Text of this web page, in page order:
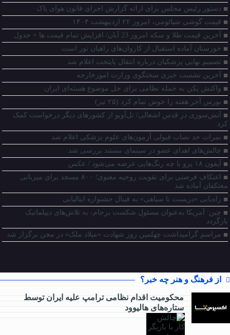
دستور رئیس مجلس برای ارائه گزارش اجرای قانون هوای پاک
قیمت گوشی شیائومی، امروز ۲۲ اردیبهشت ۱۴۰۴
آخرین قیمت طلا و سکه امروز 23 آبان/ افزایش تمام قیمت ها + جدول
خوزستان آماده استقبال از کاروان‌های راهیان نور است
تصمیم نهایی پزشکیان درباره انتقال پایتخت اعلام شد
آخرین نشست خبری سخنگوی وزارت امورخارجه
واکنش پکن به حمله نظامی برای حل موضوع هسته‌ای ایران
بورس آخر هفته را خوش تمام کرد (۲۵ تیر)
آتش‌سوزی در قدس اشغالی/ تل‌آویو از کشور‌های دیگر درخواست کمک
کرد
نمرات حد نصاب قبولی آزمون‌های علوم پزشکی اعلام شد
چالش‌های اهدای عضو در سینمای مستند بررسی شد
آیفون ۱۸ پرو با چه رنگ‌هایی عرضه می‌شود / عکس
اعتکاف فرصتی برای تقویت روحیه معنوی؛ ۸۰۰ مسجد برای میزبانی
معتکفان آماده شد
راه‌یابی «دربست تا سیاهی» به فینال جشنواره ایتالیایی
چین: آمریکا به‌عنوان مسئول شکست برجام، به تلاش‌های دیپلماتیک
بازگردد
مراسم گرامیداشت چهلمین روز شهادت «میلاد ملک» در مجن برگزار شد
از فرهنگ و هنر چه خبر؟
محکومیت اقدام نظامی ترامپ علیه ایران توسط
ستاره‌های هالیوود